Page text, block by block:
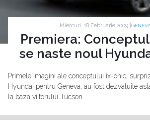
Miercuri, 18 Februarie 2009 |
Premiera:
se naste noul
Primele imagini ale conceptului ix-onic,
Hyundai pentru Geneva, au fost dezvaluite
la baza viitorului Tucson.